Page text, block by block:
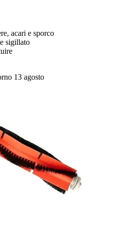
acari e sporco
sigillato
13 agosto